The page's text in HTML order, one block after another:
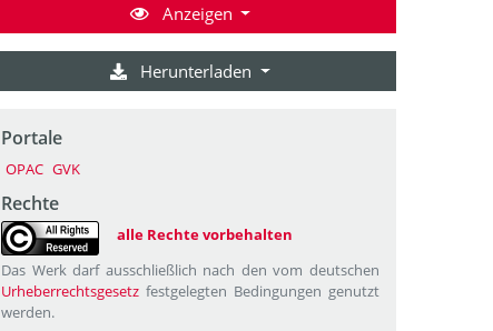
Anzeigen
Herunterladen
Portale
OPAC GVK
Rechte
alle Rechte vorbehalten
Das Werk darf ausschließlich nach den vom deutschen
Urheberrechtsgesetz festgelegten Bedingungen genutzt
werden.